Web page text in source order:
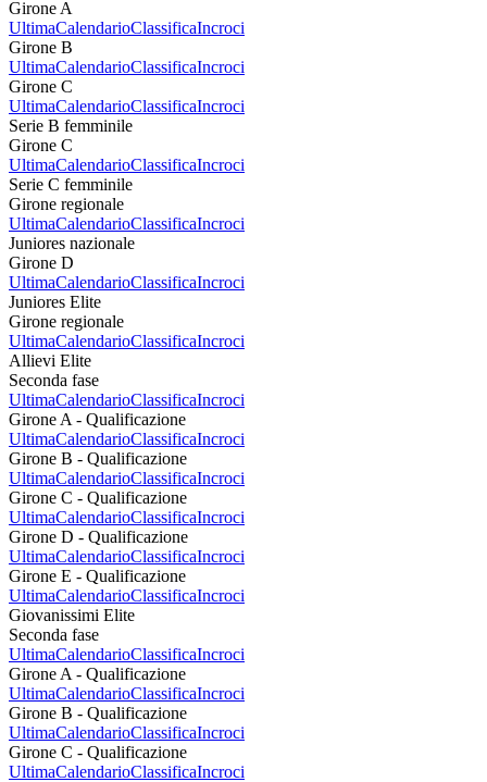
Girone A
UltimaCalendarioClassificaIncroci
Girone B
UltimaCalendarioClassificaIncroci
Girone C
UltimaCalendarioClassificaIncroci
Serie B femminile
Girone C
UltimaCalendarioClassificaIncroci
Serie C femminile
Girone regionale
UltimaCalendarioClassificaIncroci
Juniores nazionale
Girone D
UltimaCalendarioClassificaIncroci
Juniores Elite
Girone regionale
UltimaCalendarioClassificaIncroci
Allievi Elite
Seconda fase
UltimaCalendarioClassificaIncroci
Girone A - Qualificazione
UltimaCalendarioClassificaIncroci
Girone B - Qualificazione
UltimaCalendarioClassificaIncroci
Girone C - Qualificazione
UltimaCalendarioClassificaIncroci
Girone D - Qualificazione
UltimaCalendarioClassificaIncroci
Girone E - Qualificazione
UltimaCalendarioClassificaIncroci
Giovanissimi Elite
Seconda fase
UltimaCalendarioClassificaIncroci
Girone A - Qualificazione
UltimaCalendarioClassificaIncroci
Girone B - Qualificazione
UltimaCalendarioClassificaIncroci
Girone C - Qualificazione
UltimaCalendarioClassificaIncroci